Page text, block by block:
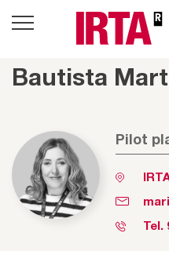
Bautista
Pilot
Tel.